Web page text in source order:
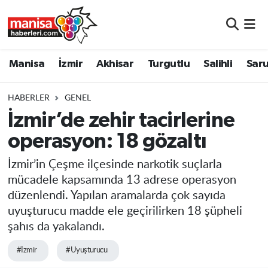
Manisa İzmir Akhisar Turgutlu Salihli
HABERLER GENEL
İzmir’de zehir tacirlerine
operasyon: 18 gözaltı
İzmir’in Çeşme ilçesinde narkotik suçlarla
mücadele kapsamında 13 adrese operasyon
düzenlendi. Yapılan aramalarda çok sayıda
uyuşturucu madde ele geçirilirken 18 şüpheli
şahıs da yakalandı.
#İzmir #Uyuşturucu
Turgutlu
Salihli
Saruhanlı
Soma
Manisa Nöbetçi Eczaneler
Manisa Trafik Yoğunluk Haritası
Süper Lig Puan Durumu ve Fikstür
Tüm Manşetler
Son Dakika Haberleri